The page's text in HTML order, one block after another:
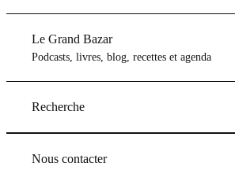
Le Grand Bazar
Podcasts, livres, blog, recettes et agenda
Recherche
Nous contacter